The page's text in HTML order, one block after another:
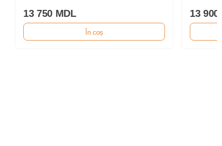
13 750 MDL
În coș
13 900